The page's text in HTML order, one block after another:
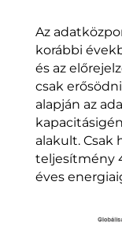
Az
korábbi
és az
csak
alapján az
alakult. Csak
teljesítmény
éves